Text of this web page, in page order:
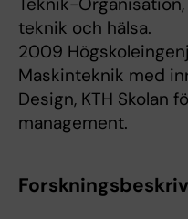
teknik och hälsa.
2009
Maskinteknik med
Design, KTH Skolan
management.